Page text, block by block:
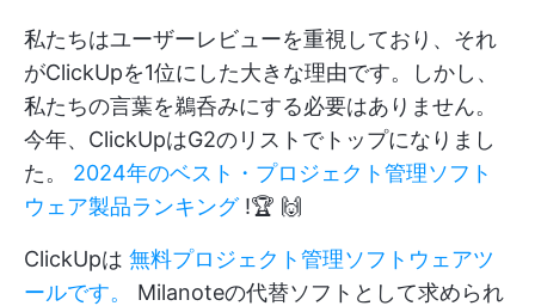
私たちはユーザーレビューを重視しており、それ
がClickUpを1位にした大きな理由です。しかし、
私たちの言葉を鵜呑みにする必要はありません。
今年、ClickUpはG2のリストでトップになりまし
た。 2024年のベスト・プロジェクト管理ソフト
ウェア製品ランキング!🏆 🙌
ClickUpは 無料プロジェクト管理ソフトウェアツ
ールです。
Milanoteの代替ソフトとして求められ